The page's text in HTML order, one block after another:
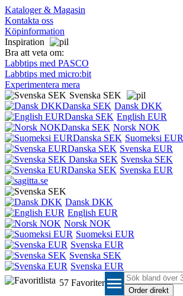
Kataloger & Magasin
Kontakta oss
Köpinformation
Inspiration
Bra att veta om:
Labbtips med PASCO
Labbtips med micro:bit
Experimentera mera
Svenska SEK
Dansk DKK
English EUR
Norsk NOK
Suomeksi EUR
Svenska EUR
Svenska SEK
Svenska EUR
Dansk DKK
English EUR
Norsk NOK
Suomeksi EUR
Svenska EUR
Svenska SEK
Svenska EUR
57 Favoriter menu